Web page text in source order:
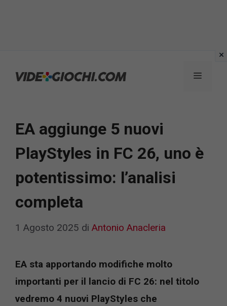
Menu
EA aggiunge 5 nuovi
PlayStyles in FC 26, uno è
potentissimo: l’analisi
completa
1 Agosto 2025 di Antonio Anacleria
EA sta apportando modifiche molto
importanti per il lancio di FC 26: nel titolo
vedremo 4 nuovi PlayStyles che